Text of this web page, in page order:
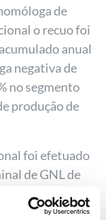
de
o recuo foi
anual
negativa de
no segmento
produção de
foi efetuado
de GNL de
nacional, foi
do gasoduto,